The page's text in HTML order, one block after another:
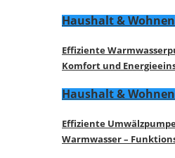
Haushalt & Wohnen
Effiziente
Komfort und
Haushalt & Wohnen
Effiziente
Warmwasser –